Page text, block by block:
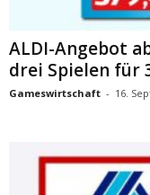
ALDI-Angebot
drei Spielen für
Gameswirtschaft - 16.